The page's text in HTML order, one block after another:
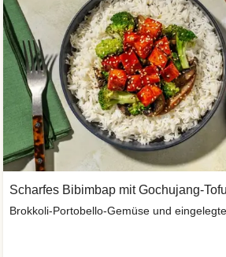
Scharfes Bibimbap mit Gochujang-Tofu
Brokkoli-Portobello-Gemüse und